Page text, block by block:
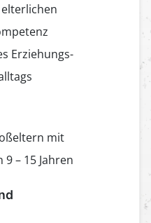
Erziehungs-
mit
– 15 Jahren